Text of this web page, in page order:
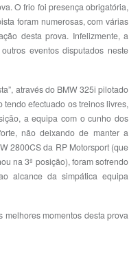
O frio foi presença obrigatória,
foram numerosas, com várias
desta prova. Infelizmente, a
eventos disputados neste
através do BMW 325i pilotado
efectuado os treinos livres,
a equipa com o cunho dos
não deixando de manter a
2800CS da RP Motorsport (que
na 3ª posição), foram sofrendo
alcance da simpática equipa
momentos desta prova